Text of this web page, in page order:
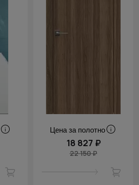
Цена за полотно
18 827 ₽
22 150 ₽